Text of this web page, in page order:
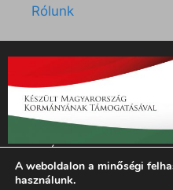
Rólunk
„Az Új Ember katolikus
támogatását az EGYH-
szerződés keretében 3 000
A weboldalon a minőségi
használunk.